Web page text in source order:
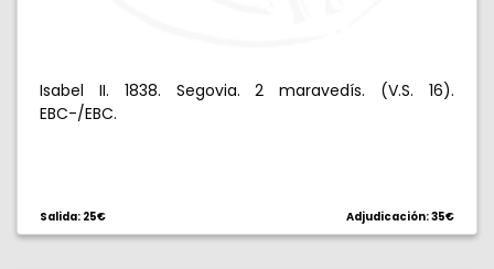
Isabel II. 1838. Segovia. 2 maravedís. (V.S. 16).
EBC-/EBC.
Salida: 25€ Adjudicación: 35€